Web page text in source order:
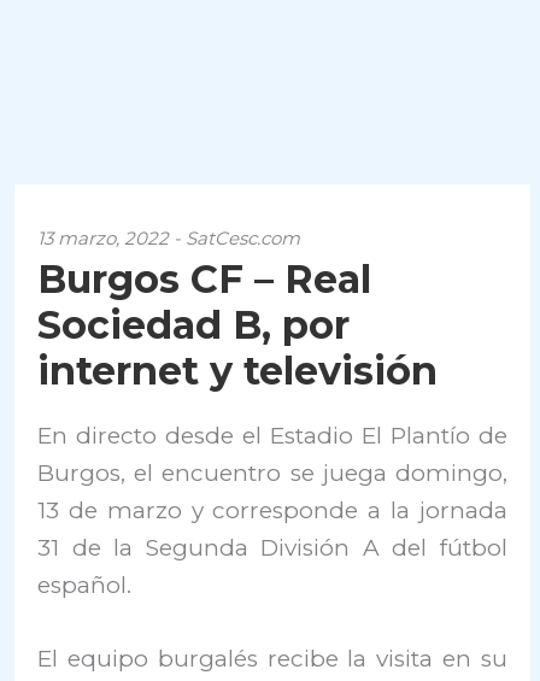
13 marzo, 2022 - SatCesc.com
Burgos CF – Real
Sociedad B, por
internet y televisión
En directo desde el Estadio El Plantío de
Burgos, el encuentro se juega domingo,
13 de marzo y corresponde a la jornada
31 de la Segunda División A del fútbol
español.
El equipo burgalés recibe la visita en su